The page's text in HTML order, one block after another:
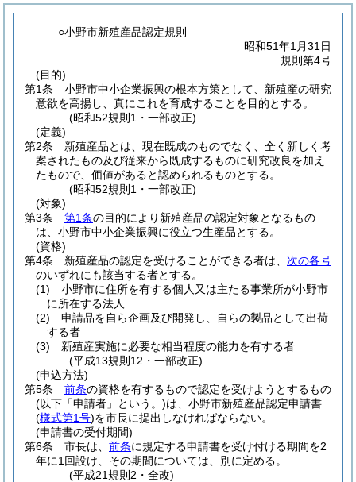
○小野市新殖産品認定規則
昭和51年1月31日
規則第4号
(目的)
第1条
小野市中小企業振興の根本方策として、新殖産の研究
意欲を高揚し、真にこれを育成することを目的とする。
(昭和52規則1・一部改正)
(定義)
第2条
新殖産品とは、現在既成のものでなく、全く新しく考
案されたもの及び従来から既成するものに研究改良を加え
たもので、価値があると認められるものとする。
(昭和52規則1・一部改正)
(対象)
第3条
第1条の目的により新殖産品の認定対象となるもの
は、小野市中小企業振興に役立つ生産品とする。
(資格)
第4条
新殖産品の認定を受けることができる者は、 次の各号
のいずれにも該当する者とする。
(1)
小野市に住所を有する個人又は主たる事業所が小野市
に所在する法人
(2)
申請品を自ら企画及び開発し、自らの製品として出荷
する者
(3)
新殖産実施に必要な相当程度の能力を有する者
(平成13規則12・一部改正)
(申込方法)
第5条
前条の資格を有するもので認定を受けようとするもの
(以下「申請者」という。)は、小野市新殖産品認定申請書
(様式第1号)を市長に提出しなければならない。
(申請書の受付期間)
第6条
市長は、 前条に規定する申請書を受け付ける期間を2
年に1回設け、その期間については、別に定める。
(平成21規則2・全改)